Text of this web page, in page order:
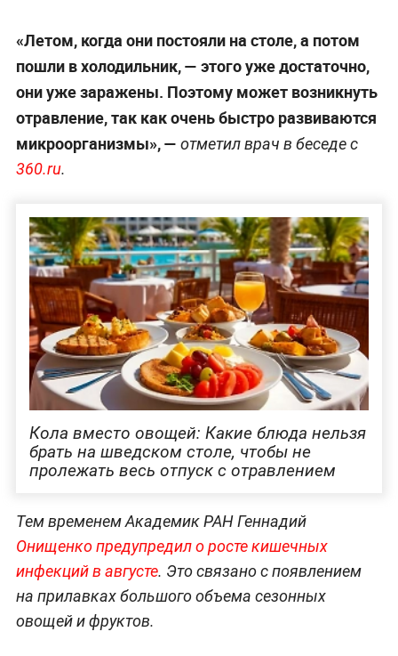
«Летом, когда они постояли на столе, а потом
пошли в холодильник, — этого уже достаточно,
они уже заражены. Поэтому может возникнуть
отравление, так как очень быстро развиваются
микроорганизмы», — отметил врач в беседе с
360.ru.
Кола вместо овощей: Какие блюда нельзя
брать на шведском столе, чтобы не
пролежать весь отпуск с отравлением
Тем временем Академик РАН Геннадий
Онищенко предупредил о росте кишечных
инфекций в августе. Это связано с появлением
на прилавках большого объема сезонных
овощей и фруктов.